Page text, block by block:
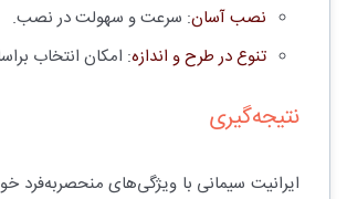
نصب آسان: سرعت و سهولت در نصب.
تنوع در طرح و اندازه: امکان انتخاب
نتیجه‌گیری
ایرانیت سیمانی با ویژگی‌های منحصربه‌فرد